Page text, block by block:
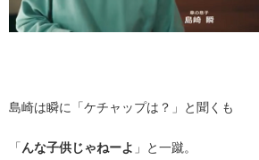
島崎は瞬に「ケチャップは？」と聞くも
「んな子供じゃねーよ 」と一蹴。